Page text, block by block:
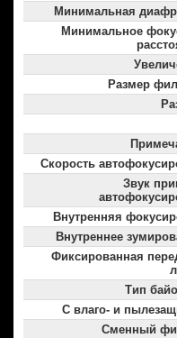
Минимальная
Минимальное
Размер
Скорость
Звук
Внутренняя
Внутреннее
Фиксированная
Тип
С влаго- и
Сменный